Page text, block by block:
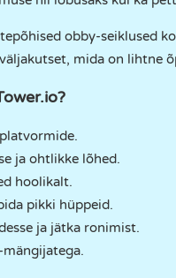
obby-seiklused
mida on lihtne
ja ohtlikke lõhed.
hoolikalt.
pikki hüppeid.
ja jätka ronimist.